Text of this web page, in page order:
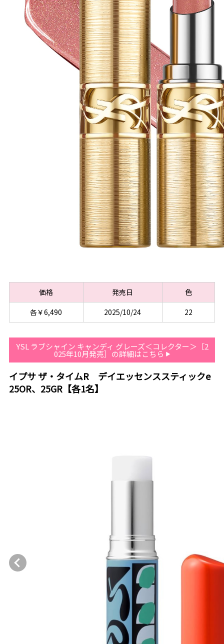
価格 発売日
色
各￥6,490
2025/10/24 22
YSL ラブシャイン キャンディ グレーズ＜コレクター＞［2
025年10月発売］の詳細はこちら
イプサ ザ・タイムR デイエッセンススティックe
25OR、25GR【各1名】